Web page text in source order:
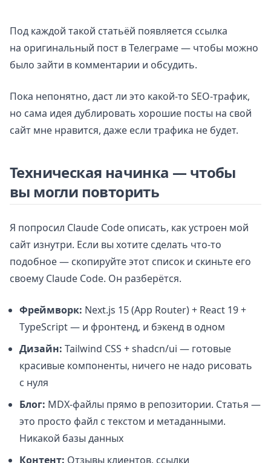
Под каждой такой статьёй появляется ссылка
на оригинальный пост в Телеграме — чтобы можно
было зайти в комментарии и обсудить.
Пока непонятно, даст ли это какой-то SEO-трафик,
но сама идея дублировать хорошие посты на свой
сайт мне нравится, даже если трафика не будет.
Техническая начинка — чтобы
вы могли повторить
Я попросил Claude Code описать, как устроен мой
сайт изнутри. Если вы хотите сделать что-то
подобное — скопируйте этот список и скиньте его
своему Claude Code. Он разберётся.
Фреймворк: Next.js 15 (App Router) + React 19 +
TypeScript — и фронтенд, и бэкенд в одном
Дизайн: Tailwind CSS + shadcn/ui — готовые
красивые компоненты, ничего не надо рисовать
с нуля
Блог: MDX-файлы прямо в репозитории. Статья —
это просто файл с текстом и метаданными.
Никакой базы данных
Контент: Отзывы клиентов, ссылки